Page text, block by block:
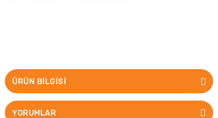
ÜRÜN BILGISI
YORUMLAR